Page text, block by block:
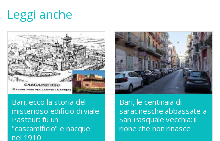
Leggi anche
Bari, ecco la storia del
misterioso edificio di viale
Pasteur: fu un
"cascamificio" e nacque
nel 1910
Bari, le centinaia di
saracinesche abbassate a
San Pasquale vecchia: il
rione che non rinasce